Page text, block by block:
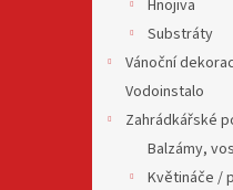
Hnojiva
Substráty
Vánoční
Vodoinstalo
Zahrádkářské
Balzámy,
Květináče /